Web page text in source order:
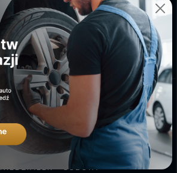
- SOBOTA
9:00 - 20:00
HANDLOWA
10:00 - 18:00
BIEDRONKA
- SOBOTA